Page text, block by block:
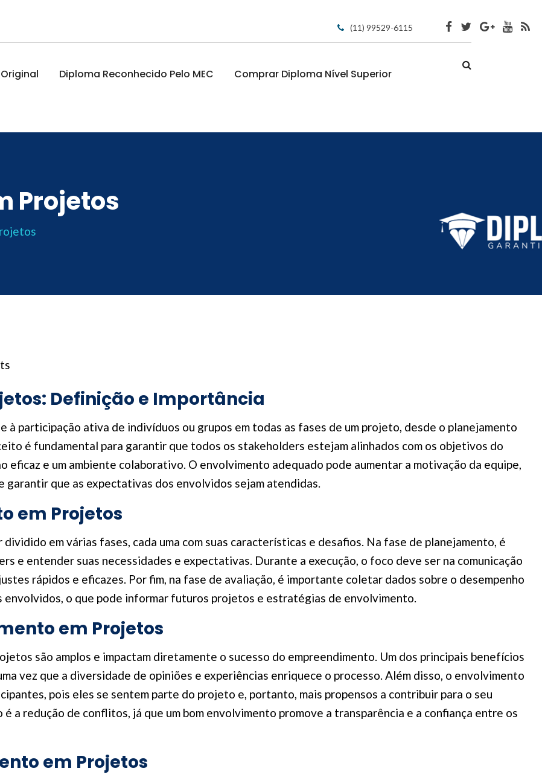
(11) 99529-6115
Diploma Reconhecido Pelo MEC Comprar Diploma Nível Superior
Projetos
Definição e Importância
participação ativa de indivíduos ou grupos em todas as fases de um projeto, desde o planejamento
é fundamental para garantir que todos os stakeholders estejam alinhados com os objetivos do
eficaz e um ambiente colaborativo. O envolvimento adequado pode aumentar a motivação da equipe,
garantir que as expectativas dos envolvidos sejam atendidas.
em Projetos
em várias fases, cada uma com suas características e desafios. Na fase de planejamento, é
e entender suas necessidades e expectativas. Durante a execução, o foco deve ser na comunicação
rápidos e eficazes. Por fim, na fase de avaliação, é importante coletar dados sobre o desempenho
o que pode informar futuros projetos e estratégias de envolvimento.
em Projetos
são amplos e impactam diretamente o sucesso do empreendimento. Um dos principais benefícios
vez que a diversidade de opiniões e experiências enriquece o processo. Além disso, o envolvimento
pois eles se sentem parte do projeto e, portanto, mais propensos a contribuir para o seu
a redução de conflitos, já que um bom envolvimento promove a transparência e a confiança entre os
em Projetos